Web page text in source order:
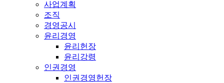
사업계획
조직
경영공시
윤리경영
윤리헌장
윤리강령
인권경영
인권경영헌장